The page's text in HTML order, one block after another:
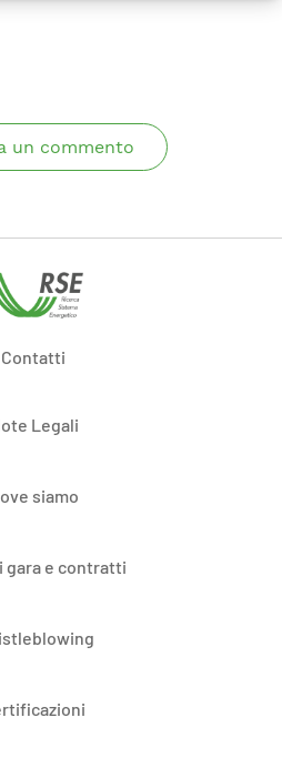
un commento
Contatti
Legali
siamo
gara e contratti